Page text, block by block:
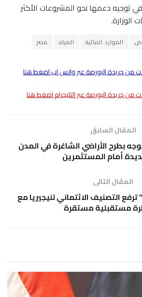
توجيه دعمها نحو المشروعات الأكثر
الوزارة.
الموارد المائية المياه مصر
من جريدة البورصة عبر واتس اب اضغط هنا
من جريدة البورصة عبر التليجرام اضغط هنا
المقال السابق
بطرح الأراضي الشاغرة في المدن
أمام المستثمرين
المقال التالى
ترفع التصنيف الائتماني لنيجيريا مع
مستقبلية مستقرة